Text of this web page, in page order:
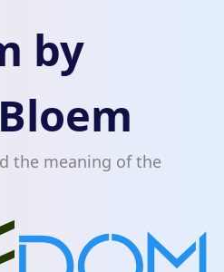
by
the meaning of the